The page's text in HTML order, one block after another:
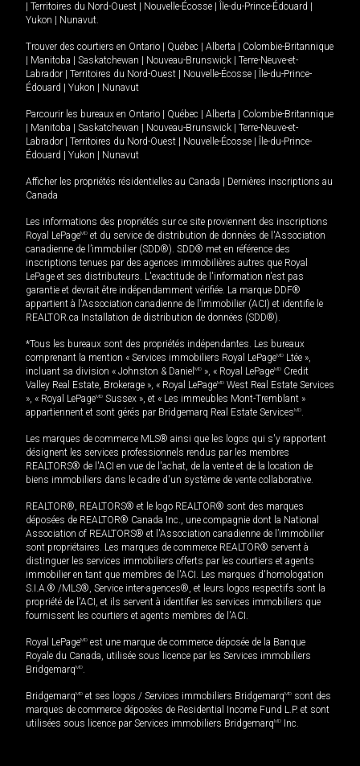
Territoires du Nord-Ouest Nouvelle-Écosse Île-du-Prince-Édouard
Yukon
Nunavut.
Trouver des courtiers en Ontario Québec Alberta
Colombie-Britannique
Manitoba Saskatchewan Nouveau-Brunswick
Terre-Neuve-et-
Labrador
Territoires du Nord-Ouest Nouvelle-Écosse
Île-du-Prince-
Édouard
Yukon Nunavut
Parcourir les bureaux en Ontario Québec Alberta
Colombie-Britannique
Manitoba Saskatchewan Nouveau-Brunswick
Terre-Neuve-et-
Labrador
Territoires du Nord-Ouest Nouvelle-Écosse
Île-du-Prince-
Édouard
Yukon Nunavut
Afficher les propriétés résidentielles au Canada
Dernières inscriptions au
Canada
Les informations des propriétés sur ce site proviennent des inscriptions
Royal LePageMD et du service de distribution de données de l'Association
canadienne de l’immobilier (SDD®). SDD® met en référence des
inscriptions tenues par des agences immobilières autres que Royal
LePage et ses distributeurs. L'exactitude de l'information n'est pas
garantie et devrait être indépendamment vérifiée. La marque DDF®
appartient à l'Association canadienne de l’immobilier (ACI) et identifie le
REALTOR.ca Installation de distribution de données (SDD®).
*Tous les bureaux sont des propriétés indépendantes. Les bureaux
comprenant la mention « Services immobiliers Royal LePageMD Ltée »,
incluant sa division « Johnston & Daniel MD », « Royal LePageMD Credit
Valley Real Estate, Brokerage », « Royal LePageMD West Real Estate Services
», « Royal LePageMD Sussex », et « Les immeubles Mont-Tremblant »
appartiennent et sont gérés par Bridgemarq Real Estate ServicesMD.
Les marques de commerce MLS® ainsi que les logos qui s'y rapportent
désignent les services professionnels rendus par les membres
REALTORS® de l'ACI en vue de l'achat, de la vente et de la location de
biens immobiliers dans le cadre d'un système de vente collaborative.
REALTOR®, REALTORS® et le logo REALTOR® sont des marques
déposées de REALTOR® Canada Inc., une compagnie dont la National
Association of REALTORS® et l'Association canadienne de l’immobilier
sont propriétaires. Les marques de commerce REALTOR® servent à
distinguer les services immobiliers offerts par les courtiers et agents
immobilier en tant que membres de l'ACI. Les marques d'homologation
S.I.A.® /MLS®, Service inter-agences®, et leurs logos respectifs sont la
propriété de l'ACI, et ils servent à identifier les services immobiliers que
fournissent les courtiers et agents membres de l'ACI.
Royal LePageMD est une marque de commerce déposée de la Banque
Royale du Canada, utilisée sous licence par les Services immobiliers
BridgemarqMD.
BridgemarqMD et ses logos / Services immobiliers BridgemarqMD sont des
marques de commerce déposées de Residential Income Fund L.P. et sont
utilisées sous licence par Services immobiliers BridgemarqMD Inc.